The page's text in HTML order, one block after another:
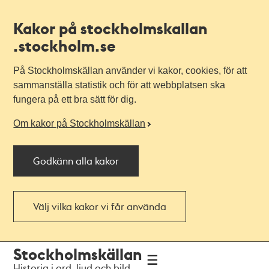
Kakor på stockholmskallan
.stockholm.se
På Stockholmskällan använder vi kakor, cookies, för att
sammanställa statistik och för att webbplatsen ska
fungera på ett bra sätt för dig.
Om kakor på Stockholmskällan
Godkänn alla kakor
Välj vilka kakor vi får använda
navigationen
huvudinnehållet
Stockholmskällan